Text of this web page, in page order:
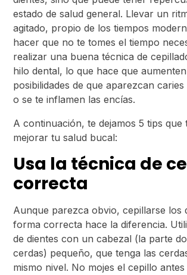
estado de salud general. Llevar un
agitado, propio de los tiempos
hacer que no te tomes el tiempo
realizar una buena técnica de
hilo dental, lo que hace que
posibilidades de que aparezcan
o se te inflamen las encías.
A continuación, te dejamos 5 tips que
mejorar tu salud bucal:
Usa la técnica de
correcta
Aunque parezca obvio, cepillarse los
forma correcta hace la diferencia.
de dientes con un cabezal (la parte
cerdas) pequeño, que tenga las
mismo nivel. No mojes el cepillo